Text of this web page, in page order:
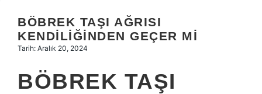
Hakkımızda
BÖBREK TAŞI AĞRISI
KENDILIĞINDEN GEÇER MI
Tarih: Aralık 20, 2024
BÖBREK TAŞI